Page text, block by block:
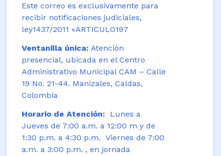
Este correo es exclusivamente para
recibir notificaciones judiciales,
ley1437/2011 «ARTICULO197
Ventanilla única: Atención
presencial, ubicada en el Centro
Administrativo Municipal CAM – Calle
19 No. 21-44. Manizales, Caldas,
Colombia
Horario de Atención:
Lunes a
Jueves de 7:00 a.m. a 12:00 m y de
1:30 p.m. a 4:30 p.m. Viernes de 7:00
a.m. a 3:00 p.m. , en jornada